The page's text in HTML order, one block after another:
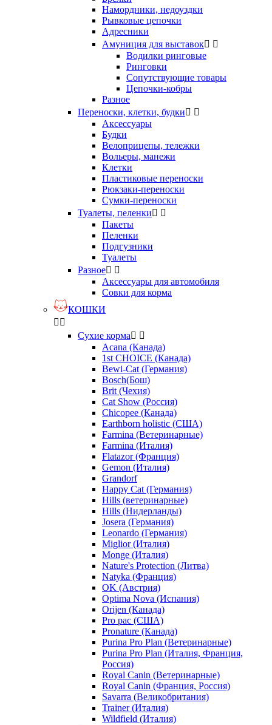
Намордники, недоуздки
Рывковые цепочки
Адресники
Амуниция для выставок 
Водилки ринговые
Ринговки
Сопутствующие товары
Цепочки-кобры
Разное
Переноски, клетки, будки 
Аксессуары
Будки
Велоприцепы, тележки
Вольеры, манежи
Клетки
Пластиковые переноски
Рюкзаки-переноски
Сумки-переноски
Туалеты, пеленки 
Пакеты
Пеленки
Подгузники
Туалеты
Разное 
Аксессуары для автомобиля
Совки для корма
КОШКИ
 
Сухие корма 
Acana (Канада)
1st CHOICE (Канада)
Bewi-Cat (Германия)
Bosch(Бош)
Brit (Чехия)
Cat Show (Россия)
Chicopee (Канада)
Earthborn holistic (США)
Farmina (Ветеринарные)
Farmina (Италия)
Flatazor (Франция)
Gemon (Италия)
Grandorf
Happy Cat (Германия)
Hills (ветеринарные)
Hills (Нидерланды)
Josera (Германия)
Leonardo (Германия)
Miglior (Италия)
Monge (Италия)
Nature's Protection (Литва)
Natyka (Франция)
OK (Австрия)
Optima Nova (Испания)
Orijen (Канада)
Pro pac (США)
Pronature (Канада)
Purina Pro Plan (Ветеринарные)
Purina Pro Plan (Италия, Франция,
Россия)
Royal Canin (Ветеринарные)
Royal Canin (Франция, Россия)
Savarra (Великобритания)
Trainer (Италия)
Wildfield (Италия)